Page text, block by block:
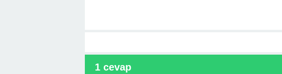
1 cevap